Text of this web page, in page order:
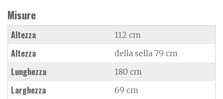
Misure
Altezza 112 cm
Altezza della sella 79 cm
Lunghezza 180 cm
Larghezza 69 cm